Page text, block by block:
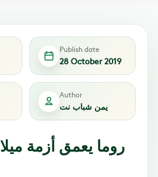
Publish date
28 October 2019
Author
يمن شباب نت
روما يعمق أزمة